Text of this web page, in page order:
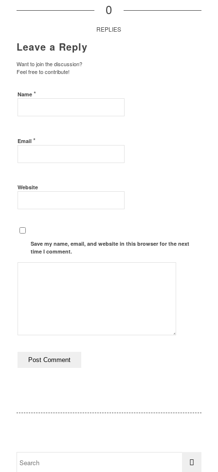
0
REPLIES
Leave a Reply
Want to join the discussion?
Feel free to contribute!
Name *
Email *
Website
Save my name, email, and website in this browser for the next
time I comment.